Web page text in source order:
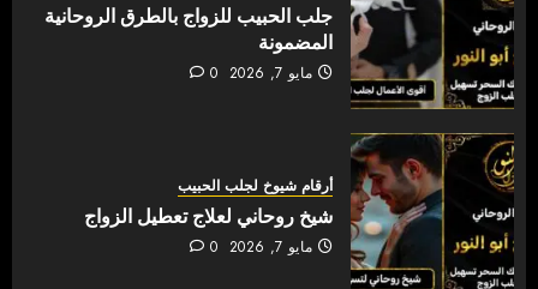
جلب الحبيب للزواج بالطرق الروحانية
المضمونة
مايو 7, 2026 0
أرقام شيوخ لجلب الحبيب
شيخ روحاني لعلاج تعطيل الزواج
مايو 7, 2026 0